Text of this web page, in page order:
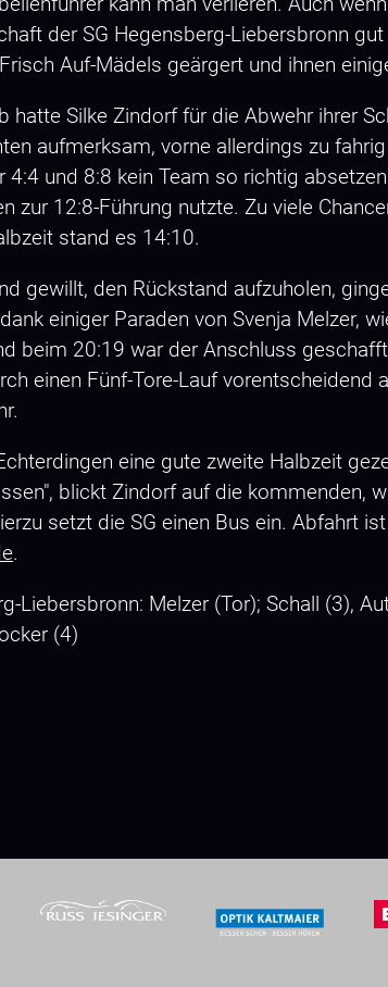
der SG Hegensberg-Liebersbronn
Auf-Mädels geärgert und ihnen
hatte Silke Zindorf für die Abwehr ihrer
aufmerksam, vorne allerdings zu
4:4 und 8:8 kein Team so richtig
zur 12:8-Führung nutzte. Zu viele
stand es 14:10.
gewillt, den Rückstand aufzuholen,
einiger Paraden von Svenja Melzer,
beim 20:19 war der Anschluss
einen Fünf-Tore-Lauf
eine gute zweite Halbzeit
blickt Zindorf auf die kommenden,
setzt die SG einen Bus ein. Abfahrt
.
Liebersbronn: Melzer (Tor); Schall (3),
(4)